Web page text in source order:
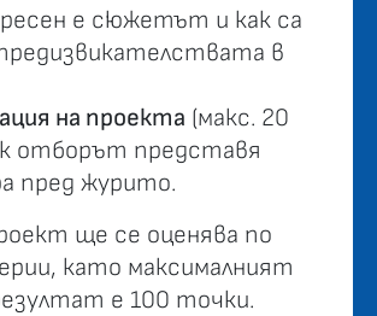
е сюжетът и как са
в
на проекта (макс. 20
отборът представя
пред журито.
ще се оценява по
като максималният
е 100 точки.